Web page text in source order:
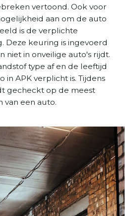
vertoond. Ook voor
aan om de auto
is de verplichte
Deze keuring is ingevoerd
niet in onveilige auto's rijdt.
type af en de leeftijd
in APK verplicht is. Tijdens
gecheckt op de meest
van een auto.